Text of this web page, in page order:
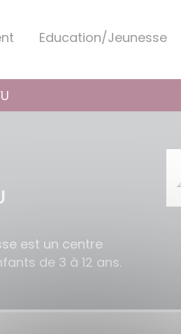
Education/Jeunesse
est un centre
de 3 à 12 ans.